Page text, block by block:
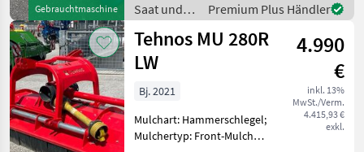
Gebrauchtmaschine
Schutztuch +
Hammerschlegel
Saat und
Pflege /
Sonstige
Premium Plus Händler
Tehnos MU 280R
LW
4.990
€
inkl. 13%
MwSt./Verm.
4.415,93 €
exkl.
Bj. 2021
Mulchart: Hammerschlegel;
Mulchertyp: Front-Mulcher;